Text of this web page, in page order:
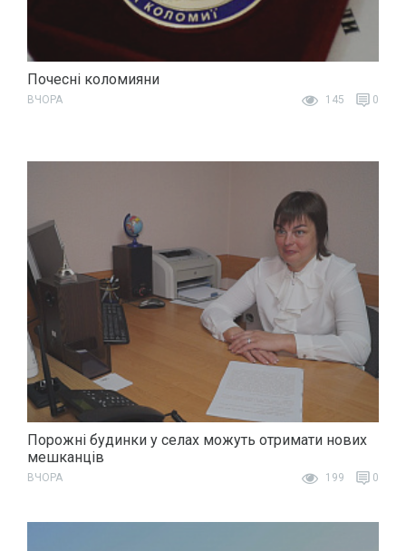
Почесні коломияни
ВЧОРА 145 0
Порожні будинки у селах можуть отримати нових
мешканців
ВЧОРА 199 0